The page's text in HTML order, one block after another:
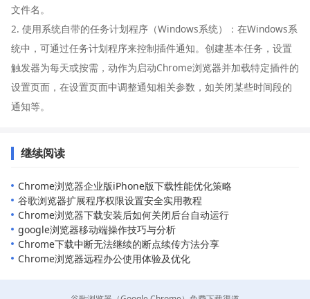
文件名。
2. 使用系统自带的任务计划程序（Windows系统）：在Windows系
统中，可通过任务计划程序来控制插件通知。创建基本任务，设置
触发器为每天或按需，动作为启动Chrome浏览器并加载特定插件的
设置页面，在设置页面中调整通知相关参数，如关闭某些时间段的
通知等。
继续阅读
Chrome浏览器企业版iPhone版下载性能优化策略
谷歌浏览器扩展程序权限设置安全实用教程
Chrome浏览器下载安装后如何关闭后台自动运行
google浏览器移动端操作技巧与分析
Chrome下载中断无法继续的断点续传方法分享
Chrome浏览器远程办公使用体验及优化